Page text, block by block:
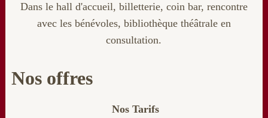
Dans le hall d'accueil, billetterie, coin bar, rencontre
avec les bénévoles, bibliothèque théâtrale en
consultation.
Nos offres
Nos Tarifs